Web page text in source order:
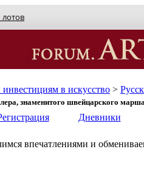
в искусство >
знаменитого швейцарского
Дневники
впечатлениями и